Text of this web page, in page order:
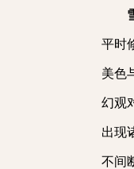
平时
美色
幻观
出现
不间